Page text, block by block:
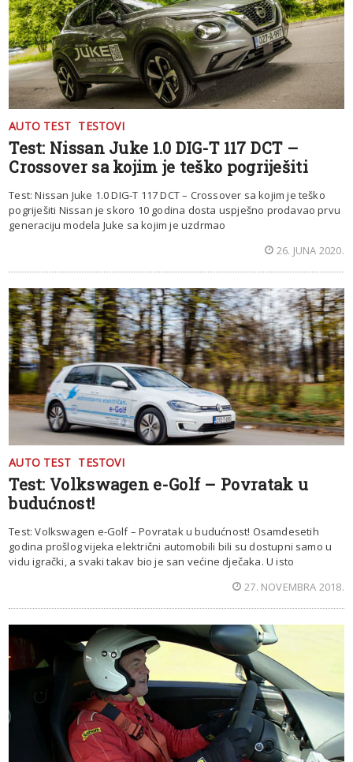
AUTO TEST TESTOVI
Test: Nissan Juke 1.0 DIG-T 117 DCT –
Crossover sa kojim je teško pogriješiti
Test: Nissan Juke 1.0 DIG-T 117 DCT – Crossover sa kojim je teško
pogriješiti Nissan je skoro 10 godina dosta uspješno prodavao prvu
generaciju modela Juke sa kojim je uzdrmao
26. JUNA 2020.
AUTO TEST TESTOVI
Test: Volkswagen e-Golf – Povratak u
budućnost!
Test: Volkswagen e-Golf – Povratak u budućnost! Osamdesetih
godina prošlog vijeka električni automobili bili su dostupni samo u
vidu igrački, a svaki takav bio je san većine dječaka. U isto
27. NOVEMBRA 2018.